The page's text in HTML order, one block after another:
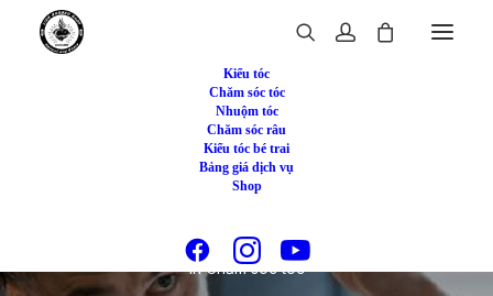
Kiểu tóc
Chăm sóc tóc
Nhuộm tóc
Chăm sóc râu
Kiểu tóc bé trai
Bảng giá dịch vụ
Shop
InChăm sóc tóc